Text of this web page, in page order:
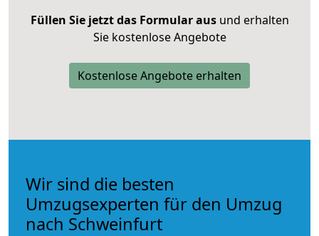
Füllen Sie jetzt das Formular ausund erhalten
Sie kostenlose Angebote
Kostenlose Angebote erhalten
Wir sind die besten
Umzugsexperten für den Umzug
nach Schweinfurt